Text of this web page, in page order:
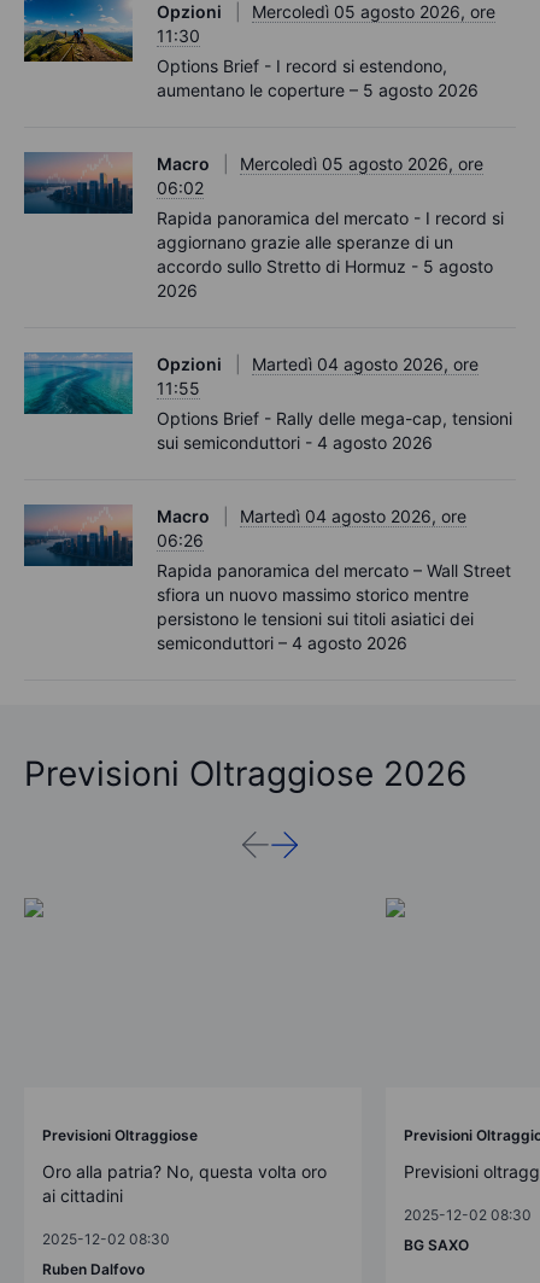
Opzioni
Mercoledì 05 agosto 2026, ore
11:30
Options Brief - I record si estendono,
aumentano le coperture – 5 agosto 2026
Macro
Mercoledì 05 agosto 2026, ore
06:02
Rapida panoramica del mercato - I record si
aggiornano grazie alle speranze di un
accordo sullo Stretto di Hormuz - 5 agosto
2026
Opzioni
Martedì 04 agosto 2026, ore
11:55
Options Brief - Rally delle mega-cap, tensioni
sui semiconduttori - 4 agosto 2026
Macro
Martedì 04 agosto 2026, ore
06:26
Rapida panoramica del mercato – Wall Street
sfiora un nuovo massimo storico mentre
persistono le tensioni sui titoli asiatici dei
semiconduttori – 4 agosto 2026
Previsioni Oltraggiose 2026
Previsioni Oltraggiose
Oro alla patria? No, questa volta oro
ai cittadini
2025-12-02 08:30
Ruben Dalfovo
Previsioni
Previsioni
2025-12-02 08:30
BG SAXO